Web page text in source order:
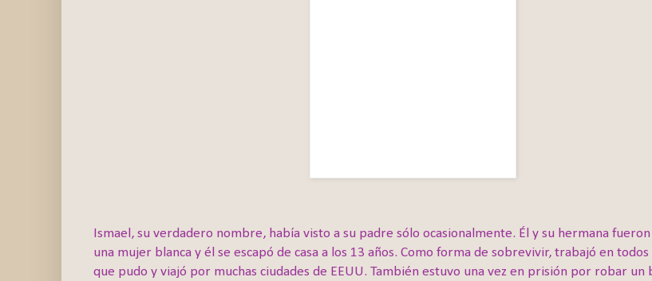
Ismael, su verdadero nombre, había visto a su padre sólo ocasionalmente. Él y su hermana
una mujer blanca y él se escapó de casa a los 13 años. Como forma de sobrevivir, trabajó en
que pudo y viajó por muchas ciudades de EEUU. También estuvo una vez en prisión por robar un